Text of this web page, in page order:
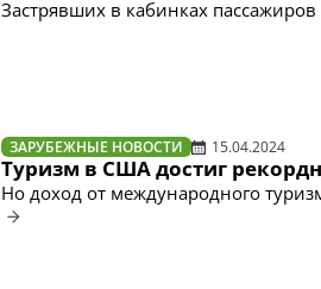
Застрявших в кабинках
ЗАРУБЕЖНЫЕ НОВОСТИ 15.04.2024
Туризм в США достиг
Но доход от международного